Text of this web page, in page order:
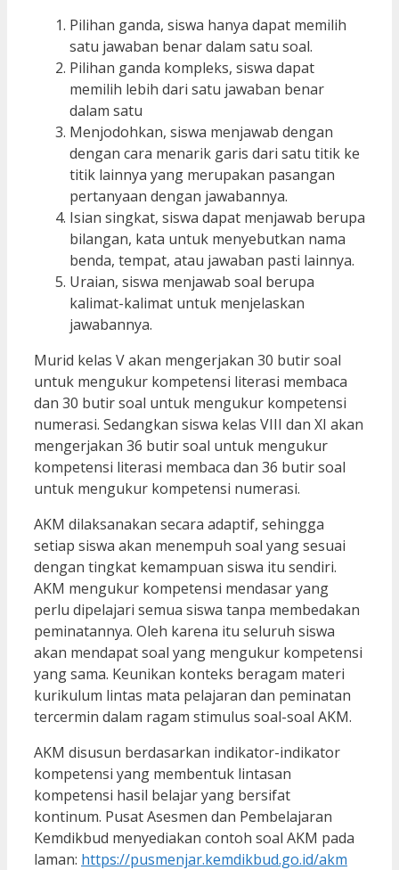
Pilihan ganda, siswa hanya dapat memilih
satu jawaban benar dalam satu soal.
Pilihan ganda kompleks, siswa dapat
memilih lebih dari satu jawaban benar
dalam satu
Menjodohkan, siswa menjawab dengan
dengan cara menarik garis dari satu titik ke
titik lainnya yang merupakan pasangan
pertanyaan dengan jawabannya.
Isian singkat, siswa dapat menjawab berupa
bilangan, kata untuk menyebutkan nama
benda, tempat, atau jawaban pasti lainnya.
Uraian, siswa menjawab soal berupa
kalimat-kalimat untuk menjelaskan
jawabannya.
Murid kelas V akan mengerjakan 30 butir soal
untuk mengukur kompetensi literasi membaca
dan 30 butir soal untuk mengukur kompetensi
numerasi. Sedangkan siswa kelas VIII dan XI akan
mengerjakan 36 butir soal untuk mengukur
kompetensi literasi membaca dan 36 butir soal
untuk mengukur kompetensi numerasi.
AKM dilaksanakan secara adaptif, sehingga
setiap siswa akan menempuh soal yang sesuai
dengan tingkat kemampuan siswa itu sendiri.
AKM mengukur kompetensi mendasar yang
perlu dipelajari semua siswa tanpa membedakan
peminatannya. Oleh karena itu seluruh siswa
akan mendapat soal yang mengukur kompetensi
yang sama. Keunikan konteks beragam materi
kurikulum lintas mata pelajaran dan peminatan
tercermin dalam ragam stimulus soal-soal AKM.
AKM disusun berdasarkan indikator-indikator
kompetensi yang membentuk lintasan
kompetensi hasil belajar yang bersifat
kontinum. Pusat Asesmen dan Pembelajaran
Kemdikbud menyediakan contoh soal AKM pada
laman: https://pusmenjar.kemdikbud.go.id/akm